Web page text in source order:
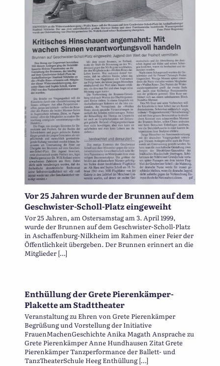
Vor 25 Jahren wurde der Brunnen auf dem
Geschwister-Scholl-Platz eingeweiht
Vor 25 Jahren, am Ostersamstag am 3. April 1999,
wurde der Brunnen auf dem Geschwister-Scholl-Platz
in Aschaffenburg-Nilkheim im Rahmen einer Feier der
Öffentlichkeit übergeben. Der Brunnen erinnert an die
Mitglieder […]
Enthüllung der Grete Pierenkämper-
Plakette am Stadttheater
Veranstaltung zu Ehren von Grete Pierenkämper
Begrüßung und Vorstellung der Initiative
FrauenMachenGeschichte Anika Magath Ansprache zu
Grete Pierenkämper Anne Hundhausen Zitat Grete
Pierenkämper Tanzperformance der Ballett- und
TanzTheaterSchule Heeg Enthüllung […]